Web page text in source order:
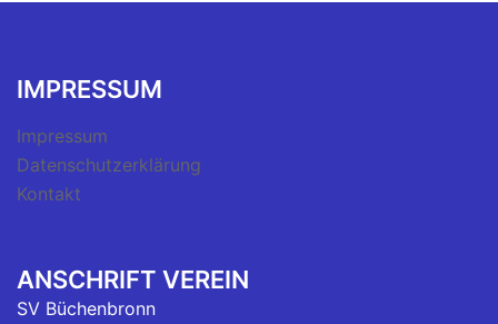
IMPRESSUM
Impressum
Datenschutzerklärung
Kontakt
ANSCHRIFT VEREIN
SV Büchenbronn